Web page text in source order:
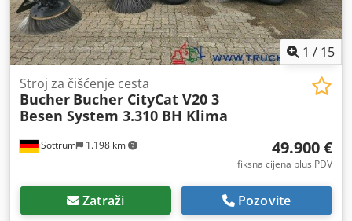
1 / 15
Sottrum 1.198 km
Stroj za čišćenje cesta
Bucher Bucher CityCat V20 3
Besen System 3.310 BH Klima
49.900 €
fiksna cijena plus PDV
Zatraži Pozovite